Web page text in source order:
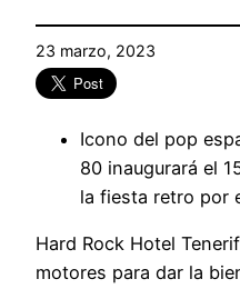
23 marzo, 2023
Icono del pop
80 inaugurará el
la fiesta retro por
Hard Rock Hotel
motores para dar la